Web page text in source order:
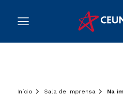
Início Sala de imprensa Na